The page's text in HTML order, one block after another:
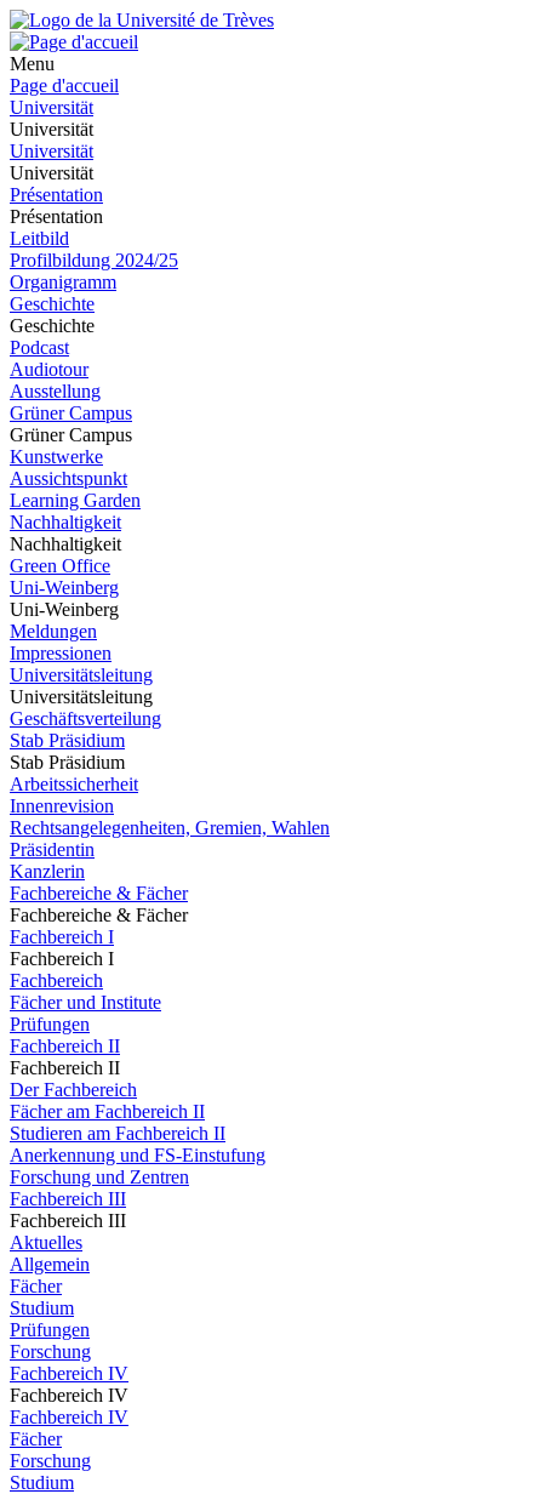
Menu
Page d'accueil
Universität
Universität
Universität
Universität
Présentation
Présentation
Leitbild
Profilbildung 2024/25
Organigramm
Geschichte
Geschichte
Podcast
Audiotour
Ausstellung
Grüner Campus
Grüner Campus
Kunstwerke
Aussichtspunkt
Learning Garden
Nachhaltigkeit
Nachhaltigkeit
Green Office
Uni-Weinberg
Uni-Weinberg
Meldungen
Impressionen
Universitätsleitung
Universitätsleitung
Geschäftsverteilung
Stab Präsidium
Stab Präsidium
Arbeitssicherheit
Innenrevision
Rechtsangelegenheiten, Gremien, Wahlen
Präsidentin
Kanzlerin
Fachbereiche & Fächer
Fachbereiche & Fächer
Fachbereich I
Fachbereich I
Fachbereich
Fächer und Institute
Prüfungen
Fachbereich II
Fachbereich II
Der Fachbereich
Fächer am Fachbereich II
Studieren am Fachbereich II
Anerkennung und FS-Einstufung
Forschung und Zentren
Fachbereich III
Fachbereich III
Aktuelles
Allgemein
Fächer
Studium
Prüfungen
Forschung
Fachbereich IV
Fachbereich IV
Fachbereich IV
Fächer
Forschung
Studium